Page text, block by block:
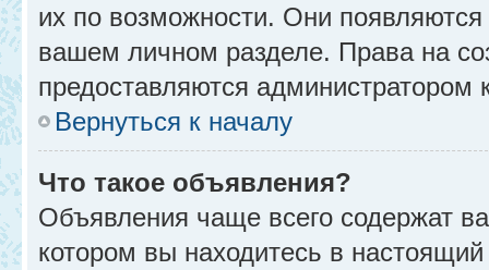
их по возможности. Они
вашем личном разделе. Права на
предоставляются администратором
Вернуться к началу
Что такое объявления?
Объявления чаще всего содержат
котором вы находитесь в